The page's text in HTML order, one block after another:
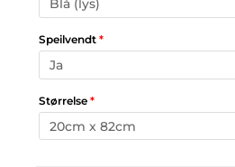
Speilvendt *
Størrelse *